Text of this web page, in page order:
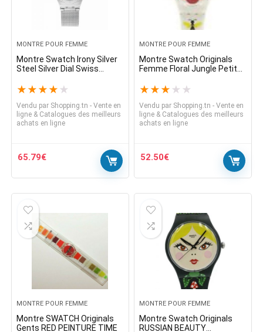
MONTRE POUR FEMME
Montre Swatch Irony Silver
Steel Silver Dial Swiss
YLS187M
★ ★ ★ ★ ★
Vendu par Shopping.tn - Vente en
ligne & Catalogues des meilleurs
achats en ligne
65.79€
MONTRE POUR FEMME
Montre Swatch Originals
Femme Floral Jungle Petite
★ ★ ★ ★ ★
Vendu par Shopping.tn - Vente en
ligne & Catalogues des meilleurs
achats en ligne
52.50€
MONTRE POUR FEMME
Montre SWATCH Originals
Gents RED PEINTURE TIME
MONTRE POUR FEMME
Montre Swatch Originals
RUSSIAN BEAUTY